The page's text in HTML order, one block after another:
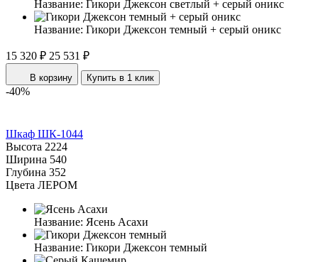
Название: Гикори Джексон светлый + серый оникс
Название: Гикори Джексон темный + серый оникс
15 320 ₽ 25 531 ₽
В корзину Купить в 1 клик
-40%
Шкаф ШК-1044
Высота 2224
Ширина 540
Глубина 352
Цвета ЛЕРОМ
Название: Ясень Асахи
Название: Гикори Джексон темный